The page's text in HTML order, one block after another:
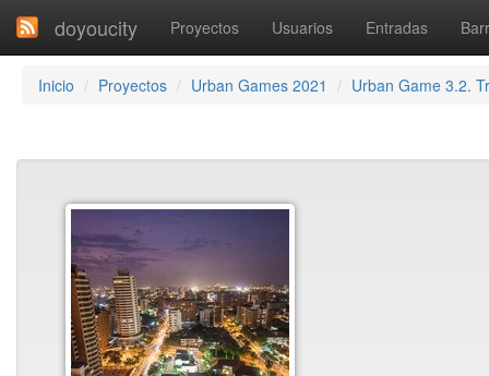
doyoucity Proyectos Usuarios Entradas
Inicio Proyectos Urban Games 2021 Urban Game 3.2.